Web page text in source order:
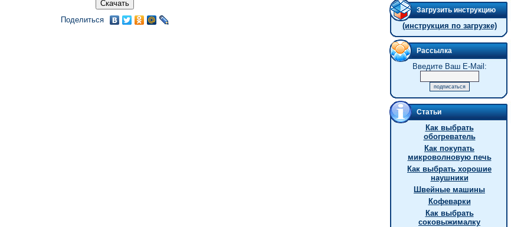
Поделиться
Загрузить инструкцию
(инструкция по загрузке)
Рассылка
Введите Ваш E-Mail:
Статьи
Как выбрать
обогреватель
Как покупать
микроволновую печь
Как выбрать хорошие
наушники
Швейные машины
Кофеварки
Как выбрать
соковыжималку